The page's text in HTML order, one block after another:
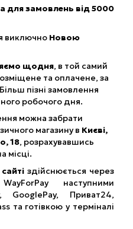
для замовлень від 5000
виключно Новою
щодня, в той самий
та оплачене, за
пізні замовлення
робочого дня.
можна забрати
магазину в Києві,
18, розрахувавшись
місці.
здійснюється через
наступними
GooglePay, Приват24,
та готівкою у терміналі